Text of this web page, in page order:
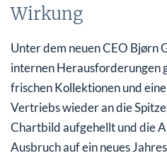
Wirkung
Unter dem neuen CEO Bjørn
internen Herausforderungen
frischen Kollektionen und
Vertriebs wieder an die
Chartbild aufgehellt und die
Ausbruch auf ein neues